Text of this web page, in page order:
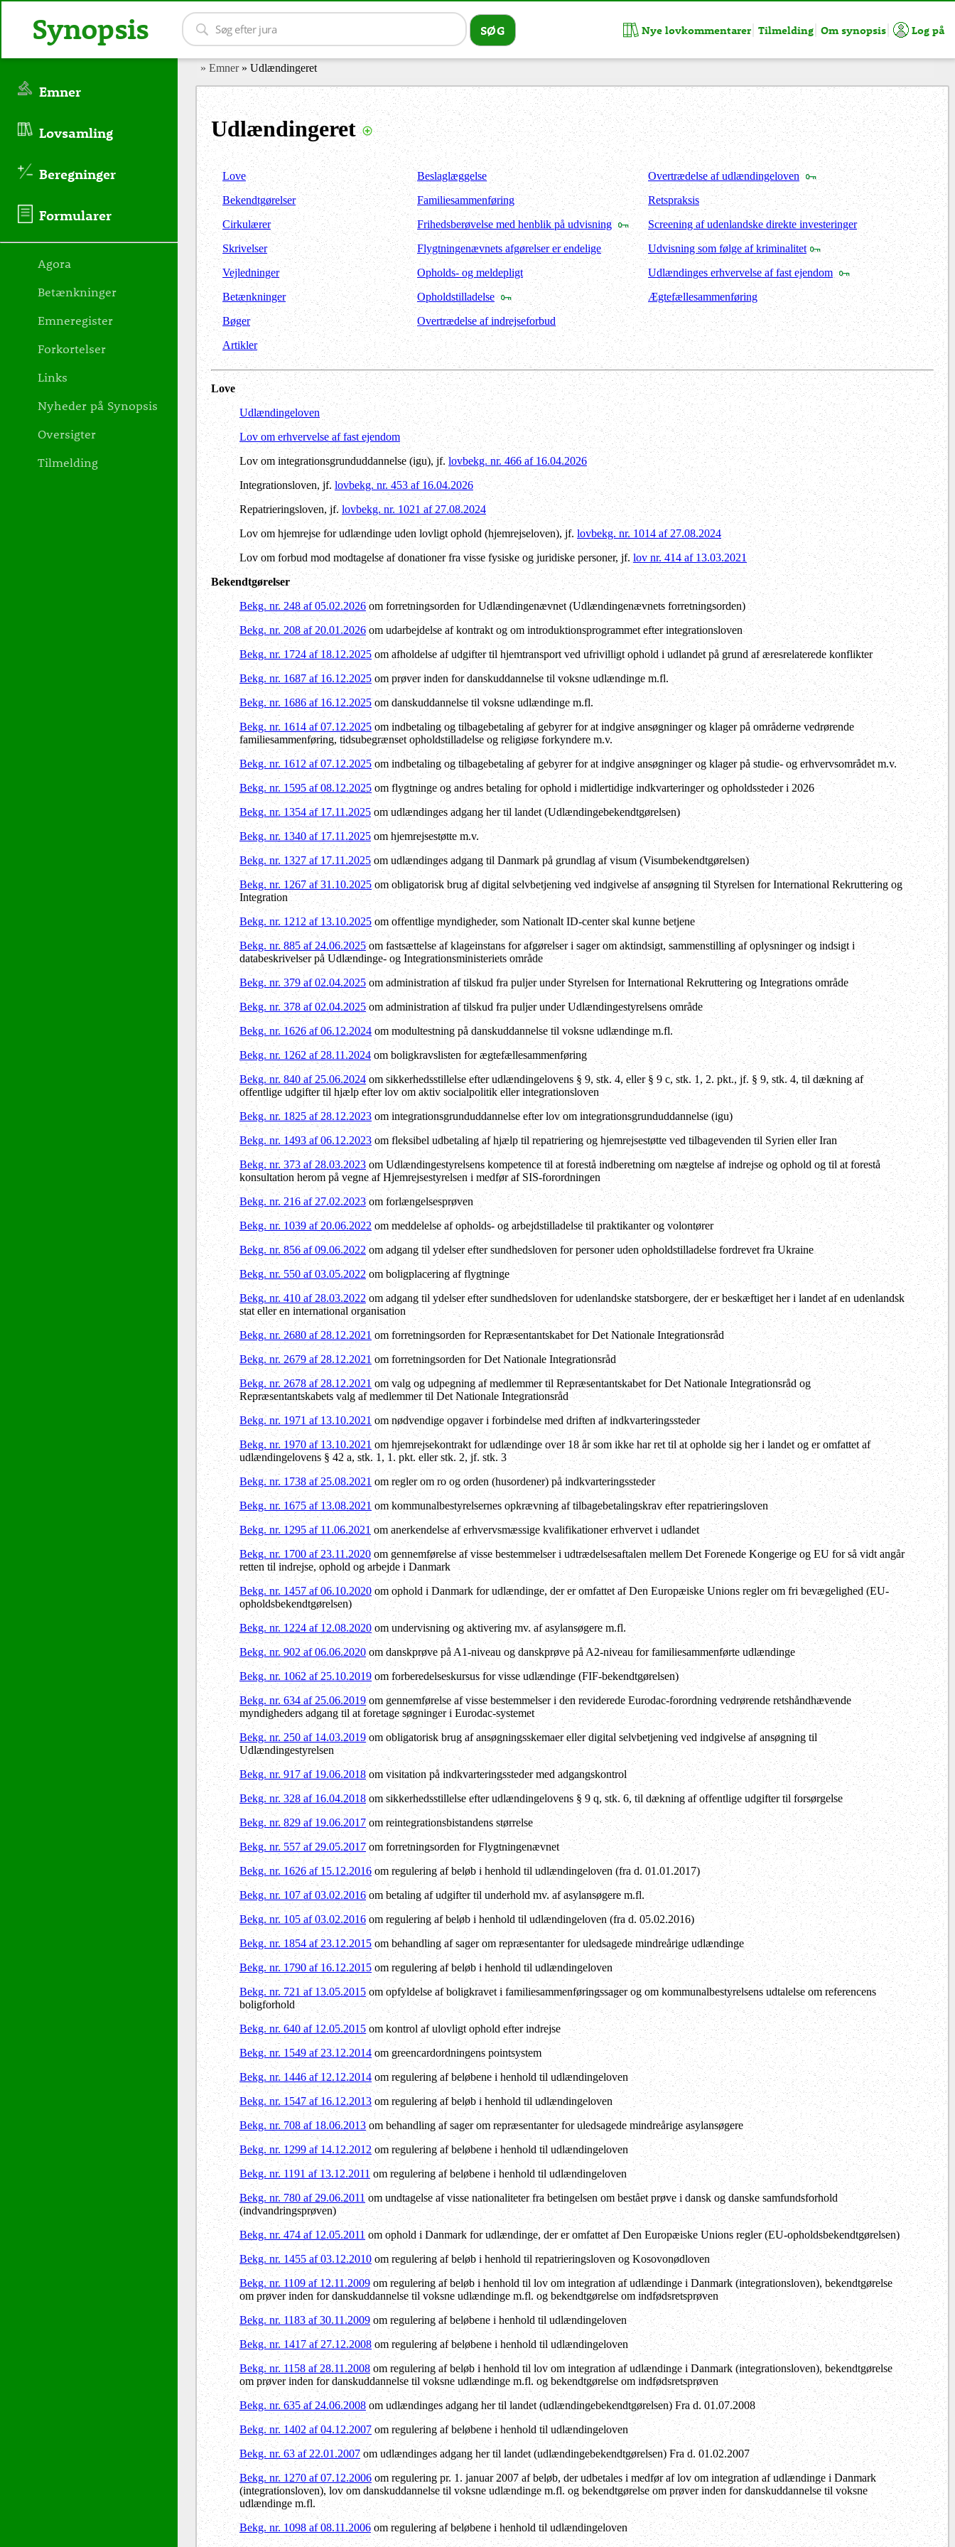
» Emner » Udlændingeret
Udlændingeret
Love
Bekendtgørelser
Cirkulærer
Skrivelser
Vejledninger
Betænkninger
Bøger
Artikler
Beslaglæggelse
Familiesammenføring
Frihedsberøvelse med henblik på udvisning
Flygtningenævnets afgørelser er endelige
Opholds- og meldepligt
Opholdstilladelse
Overtrædelse af indrejseforbud
Overtrædelse af udlændingeloven
Retspraksis
Screening af udenlandske direkte investeringer
Udvisning som følge af kriminalitet
Udlændinges erhvervelse af fast ejendom
Ægtefællesammenføring
Love
Udlændingeloven
Lov om erhvervelse af fast ejendom
Lov om integrationsgrunduddannelse (igu), jf.lovbekg. nr. 466 af 16.04.2026
Integrationsloven, jf. lovbekg. nr. 453 af 16.04.2026
Repatrieringsloven, jf. lovbekg. nr. 1021 af 27.08.2024
Lov om hjemrejse for udlændinge uden lovligt ophold (hjemrejseloven), jf. lovbekg. nr. 1014 af 27.08.2024
Lov om forbud mod modtagelse af donationer fra visse fysiske og juridiske personer, jf. lov nr. 414 af 13.03.2021
Bekendtgørelser
Bekg. nr. 248 af 05.02.2026om forretningsorden for Udlændingenævnet (Udlændingenævnets forretningsorden)
Bekg. nr. 208 af 20.01.2026om udarbejdelse af kontrakt og om introduktionsprogrammet efter integrationsloven
Bekg. nr. 1724 af 18.12.2025 om afholdelse af udgifter til hjemtransport ved ufrivilligt ophold i udlandet på grund af æresrelaterede konflikter
Bekg. nr. 1687 af 16.12.2025om prøver inden for danskuddannelse til voksne udlændinge m.fl.
Bekg. nr. 1686 af 16.12.2025om danskuddannelse til voksne udlændinge m.fl.
Bekg. nr. 1614 af 07.12.2025om indbetaling og tilbagebetaling af gebyrer for at indgive ansøgninger og klager på områderne vedrørende
familiesammenføring, tidsubegrænset opholdstilladelse og religiøse forkyndere m.v.
Bekg. nr. 1612 af 07.12.2025om indbetaling og tilbagebetaling af gebyrer for at indgive ansøgninger og klager på studie- og erhvervsområdet m.v.
Bekg. nr. 1595 af 08.12.2025om flygtninge og andres betaling for ophold i midlertidige indkvarteringer og opholdssteder i 2026
Bekg. nr. 1354 af 17.11.2025 om udlændinges adgang her til landet (Udlændingebekendtgørelsen)
Bekg. nr. 1340 af 17.11.2025om hjemrejsestøtte m.v.
Bekg. nr. 1327 af 17.11.2025om udlændinges adgang til Danmark på grundlag af visum (Visumbekendtgørelsen)
Bekg. nr. 1267 af 31.10.2025 om obligatorisk brug af digital selvbetjening ved indgivelse af ansøgning til Styrelsen for International Rekruttering og
Integration
Bekg. nr. 1212 af 13.10.2025 om offentlige myndigheder, som Nationalt ID-center skal kunne betjene
Bekg. nr. 885 af 24.06.2025om fastsættelse af klageinstans for afgørelser i sager om aktindsigt, sammenstilling af oplysninger og indsigt i
databeskrivelser på Udlændinge- og Integrationsministeriets område
Bekg. nr. 379 af 02.04.2025om administration af tilskud fra puljer under Styrelsen for International Rekruttering og Integrations område
Bekg. nr. 378 af 02.04.2025om administration af tilskud fra puljer under Udlændingestyrelsens område
Bekg. nr. 1626 af 06.12.2024 om modultestning på danskuddannelse til voksne udlændinge m.fl.
Bekg. nr. 1262 af 28.11.2024om boligkravslisten for ægtefællesammenføring
Bekg. nr. 840 af 25.06.2024 om sikkerhedsstillelse efter udlændingelovens § 9, stk. 4, eller § 9 c, stk. 1, 2. pkt., jf. § 9, stk. 4, til dækning af
offentlige udgifter til hjælp efter lov om aktiv socialpolitik eller integrationsloven
Bekg. nr. 1825 af 28.12.2023om integrationsgrunduddannelse efter lov om integrationsgrunduddannelse (igu)
Bekg. nr. 1493 af 06.12.2023om fleksibel udbetaling af hjælp til repatriering og hjemrejsestøtte ved tilbagevenden til Syrien eller Iran
Bekg. nr. 373 af 28.03.2023om Udlændingestyrelsens kompetence til at forestå indberetning om nægtelse af indrejse og ophold og til at forestå
konsultation herom på vegne af Hjemrejsestyrelsen i medfør af SIS-forordningen
Bekg. nr. 216 af 27.02.2023om forlængelsesprøven
Bekg. nr. 1039 af 20.06.2022 om meddelelse af opholds- og arbejdstilladelse til praktikanter og volontører
Bekg. nr. 856 af 09.06.2022om adgang til ydelser efter sundhedsloven for personer uden opholdstilladelse fordrevet fra Ukraine
Bekg. nr. 550 af 03.05.2022om boligplacering af flygtninge
Bekg. nr. 410 af 28.03.2022om adgang til ydelser efter sundhedsloven for udenlandske statsborgere, der er beskæftiget her i landet af en udenlandsk
stat eller en international organisation
Bekg. nr. 2680 af 28.12.2021 om forretningsorden for Repræsentantskabet for Det Nationale Integrationsråd
Bekg. nr. 2679 af 28.12.2021 om forretningsorden for Det Nationale Integrationsråd
Bekg. nr. 2678 af 28.12.2021 om valg og udpegning af medlemmer til Repræsentantskabet for Det Nationale Integrationsråd og
Repræsentantskabets valg af medlemmer til Det Nationale Integrationsråd
Bekg. nr. 1971 af 13.10.2021om nødvendige opgaver i forbindelse med driften af indkvarteringssteder
Bekg. nr. 1970 af 13.10.2021 om hjemrejsekontrakt for udlændinge over 18 år som ikke har ret til at opholde sig her i landet og er omfattet af
udlændingelovens § 42 a, stk. 1, 1. pkt. eller stk. 2, jf. stk. 3
Bekg. nr. 1738 af 25.08.2021om regler om ro og orden (husordener) på indkvarteringssteder
Bekg. nr. 1675 af 13.08.2021 om kommunalbestyrelsernes opkrævning af tilbagebetalingskrav efter repatrieringsloven
Bekg. nr. 1295 af 11.06.2021 om anerkendelse af erhvervsmæssige kvalifikationer erhvervet i udlandet
Bekg. nr. 1700 af 23.11.2020 om gennemførelse af visse bestemmelser i udtrædelsesaftalen mellem Det Forenede Kongerige og EU for så vidt angår
retten til indrejse, ophold og arbejde i Danmark
Bekg. nr. 1457 af 06.10.2020om ophold i Danmark for udlændinge, der er omfattet af Den Europæiske Unions regler om fri bevægelighed (EU-
opholdsbekendtgørelsen)
Bekg. nr. 1224 af 12.08.2020om undervisning og aktivering mv. af asylansøgere m.fl.
Bekg. nr. 902 af 06.06.2020om danskprøve på A1-niveau og danskprøve på A2-niveau for familiesammenførte udlændinge
Bekg. nr. 1062 af 25.10.2019om forberedelseskursus for visse udlændinge (FIF-bekendtgørelsen)
Bekg. nr. 634 af 25.06.2019om gennemførelse af visse bestemmelser i den reviderede Eurodac-forordning vedrørende retshåndhævende
myndigheders adgang til at foretage søgninger i Eurodac-systemet
Bekg. nr. 250 af 14.03.2019om obligatorisk brug af ansøgningsskemaer eller digital selvbetjening ved indgivelse af ansøgning til
Udlændingestyrelsen
Bekg. nr. 917 af 19.06.2018 om visitation på indkvarteringssteder med adgangskontrol
Bekg. nr. 328 af 16.04.2018om sikkerhedsstillelse efter udlændingelovens § 9 q, stk. 6, til dækning af offentlige udgifter til forsørgelse
Bekg. nr. 829 af 19.06.2017 om reintegrationsbistandens størrelse
Bekg. nr. 557 af 29.05.2017om forretningsorden for Flygtningenævnet
Bekg. nr. 1626 af 15.12.2016om regulering af beløb i henhold til udlændingeloven (fra d. 01.01.2017)
Bekg. nr. 107 af 03.02.2016om betaling af udgifter til underhold mv. af asylansøgere m.fl.
Bekg. nr. 105 af 03.02.2016 om regulering af beløb i henhold til udlændingeloven (fra d. 05.02.2016)
Bekg. nr. 1854 af 23.12.2015om behandling af sager om repræsentanter for uledsagede mindreårige udlændinge
Bekg. nr. 1790 af 16.12.2015om regulering af beløb i henhold til udlændingeloven
Bekg. nr. 721 af 13.05.2015om opfyldelse af boligkravet i familiesammenføringssager og om kommunalbestyrelsens udtalelse om referencens
boligforhold
Bekg. nr. 640 af 12.05.2015 om kontrol af ulovligt ophold efter indrejse
Bekg. nr. 1549 af 23.12.2014om greencardordningens pointsystem
Bekg. nr. 1446 af 12.12.2014 om regulering af beløbene i henhold til udlændingeloven
Bekg. nr. 1547 af 16.12.2013om regulering af beløb i henhold til udlændingeloven
Bekg. nr. 708 af 18.06.2013om behandling af sager om repræsentanter for uledsagede mindreårige asylansøgere
Bekg. nr. 1299 af 14.12.2012 om regulering af beløbene i henhold til udlændingeloven
Bekg. nr. 1191 af 13.12.2011om regulering af beløbene i henhold til udlændingeloven
Bekg. nr. 780 af 29.06.2011 om undtagelse af visse nationaliteter fra betingelsen om bestået prøve i dansk og danske samfundsforhold
(indvandringsprøven)
Bekg. nr. 474 af 12.05.2011 om ophold i Danmark for udlændinge, der er omfattet af Den Europæiske Unions regler (EU-opholdsbekendtgørelsen)
Bekg. nr. 1455 af 03.12.2010om regulering af beløb i henhold til repatrieringsloven og Kosovonødloven
Bekg. nr. 1109 af 12.11.2009om regulering af beløb i henhold til lov om integration af udlændinge i Danmark (integrationsloven), bekendtgørelse
om prøver inden for danskuddannelse til voksne udlændinge m.fl. og bekendtgørelse om indfødsretsprøven
Bekg. nr. 1183 af 30.11.2009om regulering af beløbene i henhold til udlændingeloven
Bekg. nr. 1417 af 27.12.2008om regulering af beløbene i henhold til udlændingeloven
Bekg. nr. 1158 af 28.11.2008om regulering af beløb i henhold til lov om integration af udlændinge i Danmark (integrationsloven), bekendtgørelse
om prøver inden for danskuddannelse til voksne udlændinge m.fl. og bekendtgørelse om indfødsretsprøven
Bekg. nr. 635 af 24.06.2008om udlændinges adgang her til landet (udlændingebekendtgørelsen) Fra d. 01.07.2008
Bekg. nr. 1402 af 04.12.2007 om regulering af beløbene i henhold til udlændingeloven
Bekg. nr. 63 af 22.01.2007 om udlændinges adgang her til landet (udlændingebekendtgørelsen) Fra d. 01.02.2007
Bekg. nr. 1270 af 07.12.2006om regulering pr. 1. januar 2007 af beløb, der udbetales i medfør af lov om integration af udlændinge i Danmark
(integrationsloven), lov om danskuddannelse til voksne udlændinge m.fl. og bekendtgørelse om prøver inden for danskuddannelse til voksne
udlændinge m.fl.
Bekg. nr. 1098 af 08.11.2006om regulering af beløbene i henhold til udlændingeloven
Emner
Lovsamling
Beregninger
Formularer
Agora
Betænkninger
Emneregister
Forkortelser
Links
Nyheder på Synopsis
Oversigter
Tilmelding
Synopsis Nye lovkommentarer Tilmelding Om synopsis Log på